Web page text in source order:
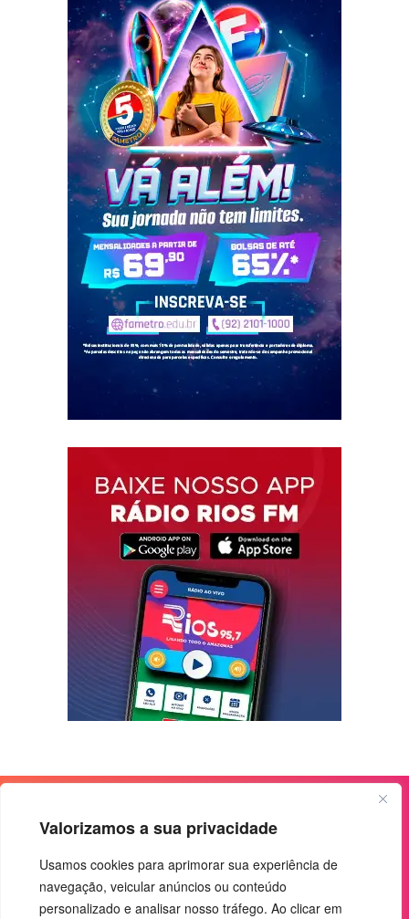
Valorizamos a sua privacidade
Usamos cookies para aprimorar sua experiência de
navegação, veicular anúncios ou conteúdo
personalizado e analisar nosso tráfego. Ao clicar em